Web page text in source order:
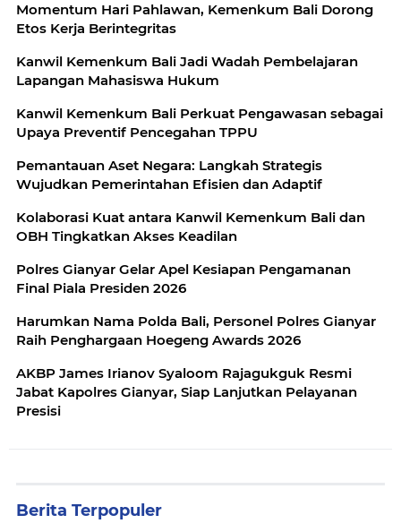
Momentum Hari Pahlawan, Kemenkum Bali Dorong
Etos Kerja Berintegritas
Kanwil Kemenkum Bali Jadi Wadah Pembelajaran
Lapangan Mahasiswa Hukum
Kanwil Kemenkum Bali Perkuat Pengawasan sebagai
Upaya Preventif Pencegahan TPPU
Pemantauan Aset Negara: Langkah Strategis
Wujudkan Pemerintahan Efisien dan Adaptif
Kolaborasi Kuat antara Kanwil Kemenkum Bali dan
OBH Tingkatkan Akses Keadilan
Polres Gianyar Gelar Apel Kesiapan Pengamanan
Final Piala Presiden 2026
Harumkan Nama Polda Bali, Personel Polres Gianyar
Raih Penghargaan Hoegeng Awards 2026
AKBP James Irianov Syaloom Rajagukguk Resmi
Jabat Kapolres Gianyar, Siap Lanjutkan Pelayanan
Presisi
Berita Terpopuler